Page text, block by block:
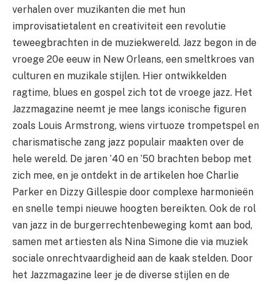
verhalen over muzikanten die met hun
improvisatietalent en creativiteit een revolutie
teweegbrachten in de muziekwereld. Jazz begon in de
vroege 20e eeuw in New Orleans, een smeltkroes van
culturen en muzikale stijlen. Hier ontwikkelden
ragtime, blues en gospel zich tot de vroege jazz. Het
Jazzmagazine neemt je mee langs iconische figuren
zoals Louis Armstrong, wiens virtuoze trompetspel en
charismatische zang jazz populair maakten over de
hele wereld. De jaren ’40 en ’50 brachten bebop met
zich mee, en je ontdekt in de artikelen hoe Charlie
Parker en Dizzy Gillespie door complexe harmonieën
en snelle tempi nieuwe hoogten bereikten. Ook de rol
van jazz in de burgerrechtenbeweging komt aan bod,
samen met artiesten als Nina Simone die via muziek
sociale onrechtvaardigheid aan de kaak stelden. Door
het Jazzmagazine leer je de diverse stijlen en de